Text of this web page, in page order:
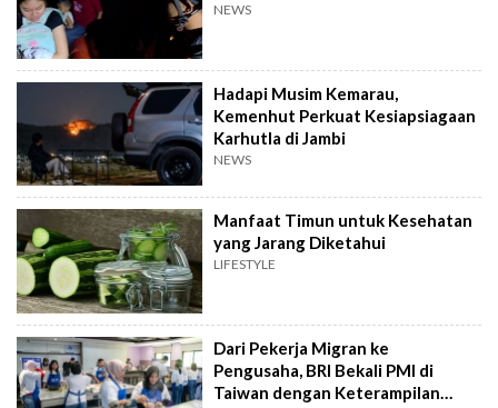
NEWS
Hadapi Musim Kemarau,
Kemenhut Perkuat Kesiapsiagaan
Karhutla di Jambi
NEWS
Manfaat Timun untuk Kesehatan
yang Jarang Diketahui
LIFESTYLE
Dari Pekerja Migran ke
Pengusaha, BRI Bekali PMI di
Taiwan dengan Keterampilan